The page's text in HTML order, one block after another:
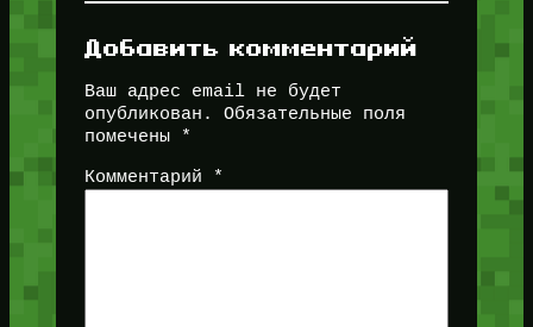
Добавить комментарий
Ваш адрес email не будет
опубликован.
Обязательные поля
помечены
*
Комментарий *